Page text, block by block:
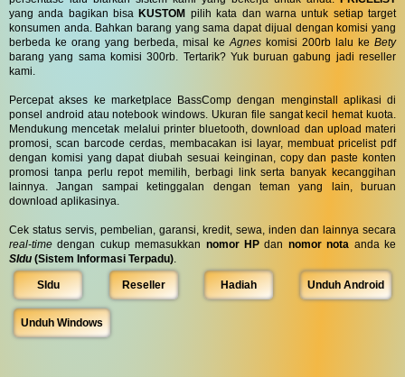
yang anda bagikan bisaKUSTOM pilih kata dan warna untuk setiap target
konsumen anda. Bahkan barang yang sama dapat dijual dengan komisi yang
berbeda ke orang yang berbeda, misal ke Agnes komisi 200rb lalu ke Bety
barang yang sama komisi 300rb. Tertarik? Yuk buruan gabung jadi reseller
kami.
Percepat akses ke marketplace BassComp dengan menginstall aplikasi di
ponsel android atau notebook windows. Ukuran file sangat kecil hemat kuota.
Mendukung mencetak melalui printer bluetooth, download dan upload materi
promosi, scan barcode cerdas, membacakan isi layar, membuat pricelist pdf
dengan komisi yang dapat diubah sesuai keinginan, copy dan paste konten
promosi tanpa perlu repot memilih, berbagi link serta banyak kecanggihan
lainnya. Jangan sampai ketinggalan dengan teman yang lain, buruan
download aplikasinya.
Cek status servis, pembelian, garansi, kredit, sewa, inden dan lainnya secara
real-time dengan cukup memasukkan nomor HP dan nomor nota anda ke
SIdu (Sistem Informasi Terpadu)
SIdu Reseller Hadiah Unduh Android
Unduh Windows